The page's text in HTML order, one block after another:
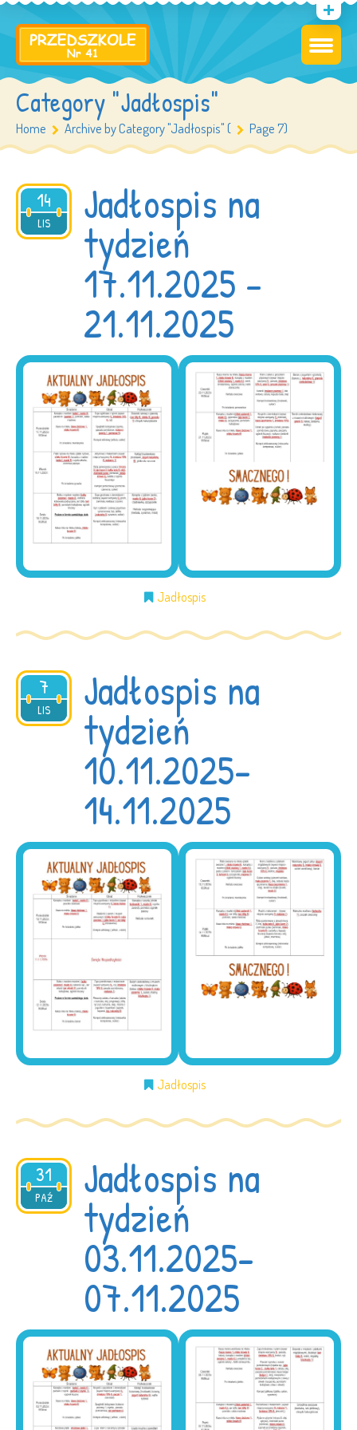
Category "Jadłospis"
Home Archive by Category "Jadłospis" ( Page 7)
14
LIS
2025 Jadłospis na
tydzień
17.11.2025 –
21.11.2025
Jadłospis
7
LIS
2025 Jadłospis na
tydzień
10.11.2025-
14.11.2025
Jadłospis
31
PAŹ
2025 Jadłospis na
tydzień
03.11.2025-
07.11.2025